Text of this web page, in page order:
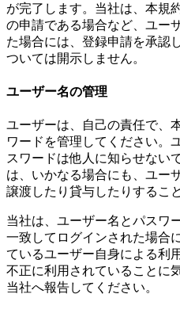
が完了します。当社は、本規
の申請である場合など、ユー
た場合には、登録申請を承認
ついては開示しません。
ユーザー名の管理
ユーザーは、自己の責任で、
ワードを管理してください。
スワードは他人に知らせない
は、いかなる場合にも、ユー
譲渡したり貸与したりするこ
当社は、ユーザー名とパスワ
一致してログインされた場合
ているユーザー自身による利
不正に利用されていることに
当社へ報告してください。